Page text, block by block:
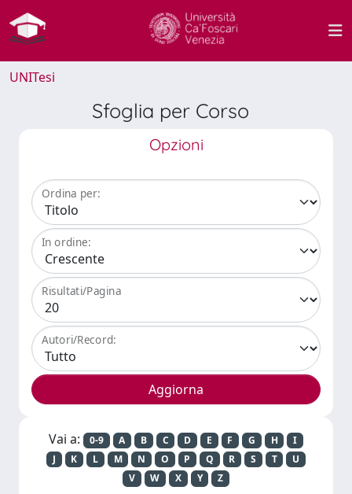
UNITesi
Sfoglia per Corso
Opzioni
Ordina per:
In ordine:
Risultati/Pagina
Autori/Record:
Vai a: 0-9 A B C D E F G H
I
J
K L M N O P Q R S T
U
V
W X Y Z